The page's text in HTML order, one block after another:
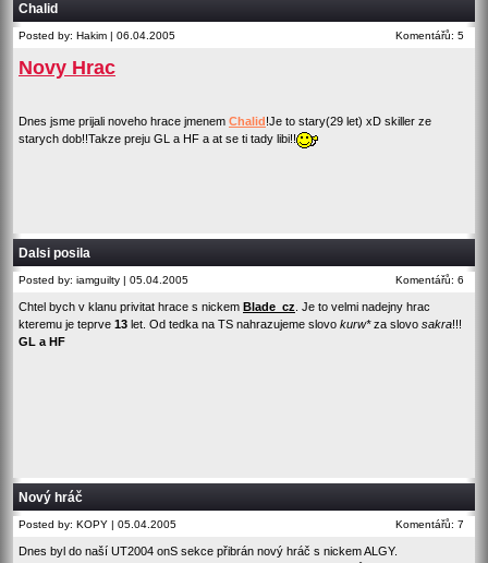
Chalid
Posted by: Hakim | 06.04.2005 Komentářů: 5
Novy Hrac
Dnes jsme prijali noveho hrace jmenem Chalid!Je to stary(29 let) xD skiller ze
starych dob!!Takze preju GL a HF a at se ti tady libi!!
Dalsi posila
Posted by: iamguilty | 05.04.2005 Komentářů: 6
Chtel bych v klanu privitat hrace s nickem Blade_cz . Je to velmi nadejny hrac
kteremu je teprve 13 let. Od tedka na TS nahrazujeme slovo kurw*za slovo sakra!!!
GL a HF
Nový hráč
Posted by: KOPY | 05.04.2005 Komentářů: 7
Dnes byl do naší UT2004 o­nS sekce přibrán nový hráč s nickemALGY.